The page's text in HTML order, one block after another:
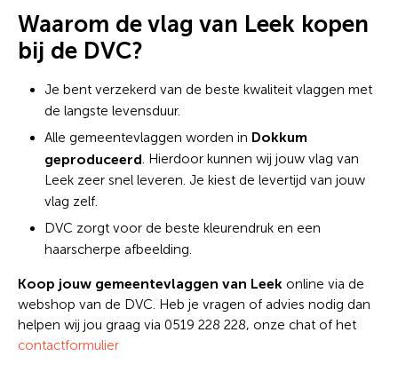
Waarom de vlag van Leek kopen
bij de DVC?
Je bent verzekerd van de beste kwaliteit vlaggen met
de langste levensduur.
Alle gemeentevlaggen worden in Dokkum
geproduceerd . Hierdoor kunnen wij jouw vlag van
Leek zeer snel leveren. Je kiest de levertijd van jouw
vlag zelf.
DVC zorgt voor de beste kleurendruk en een
haarscherpe afbeelding.
Koop jouw gemeentevlaggen van Leek online via de
webshop van de DVC. Heb je vragen of advies nodig dan
helpen wij jou graag via 0519 228 228, onze chat of het
contactformulier